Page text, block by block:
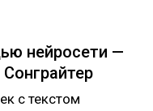
нейросети —
с текстом